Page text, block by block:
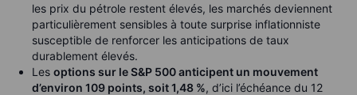
les prix du pétrole restent élevés, les marchés deviennent
particulièrement sensibles à toute surprise inflationniste
susceptible de renforcer les anticipations de taux
durablement élevés.
Les options sur le S&P 500 anticipent un mouvement
d’environ 109 points, soit 1,48 %, d’ici l’échéance du 12